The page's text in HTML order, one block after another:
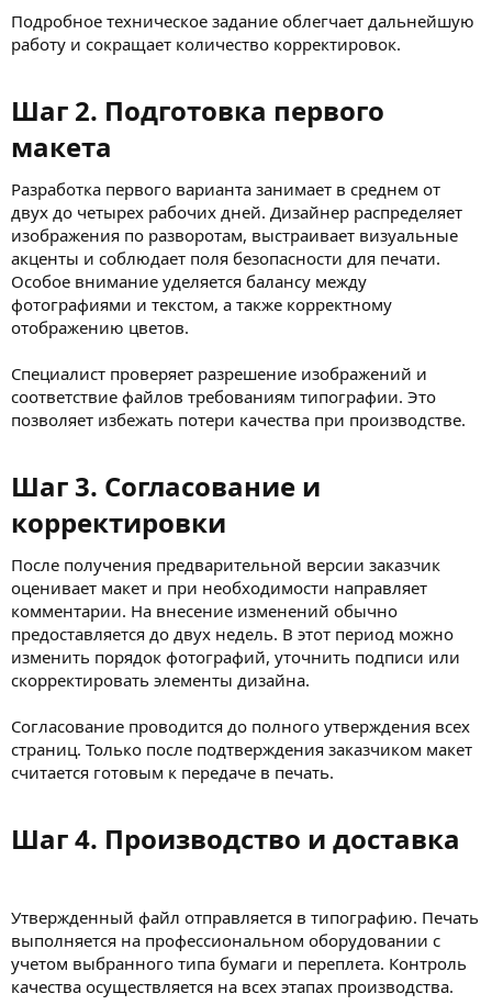
Подробное техническое задание облегчает дальнейшую
работу и сокращает количество корректировок.
Шаг 2. Подготовка первого
макета​
Разработка первого варианта занимает в среднем от
двух до четырех рабочих дней. Дизайнер распределяет
изображения по разворотам, выстраивает визуальные
акценты и соблюдает поля безопасности для печати.
Особое внимание уделяется балансу между
фотографиями и текстом, а также корректному
отображению цветов.
Специалист проверяет разрешение изображений и
соответствие файлов требованиям типографии. Это
позволяет избежать потери качества при производстве.
Шаг 3. Согласование и
корректировки​
После получения предварительной версии заказчик
оценивает макет и при необходимости направляет
комментарии. На внесение изменений обычно
предоставляется до двух недель. В этот период можно
изменить порядок фотографий, уточнить подписи или
скорректировать элементы дизайна.
Согласование проводится до полного утверждения всех
страниц. Только после подтверждения заказчиком макет
считается готовым к передаче в печать.
Шаг 4. Производство и доставка​
Утвержденный файл отправляется в типографию. Печать
выполняется на профессиональном оборудовании с
учетом выбранного типа бумаги и переплета. Контроль
качества осуществляется на всех этапах производства.